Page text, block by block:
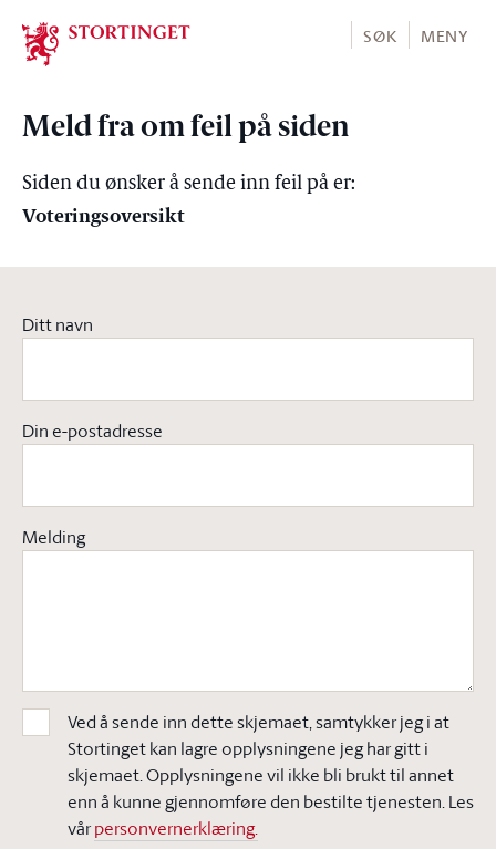
Stortinget.no
SØK MENY
Meld fra om feil på siden
Siden du ønsker å sende inn feil på er:
Voteringsoversikt
Ditt navn
Din e-postadresse
Melding
Ved å sende inn dette skjemaet, samtykker jeg i at
Stortinget kan lagre opplysningene jeg har gitt i
skjemaet. Opplysningene vil ikke bli brukt til annet
enn å kunne gjennomføre den bestilte tjenesten. Les
vårpersonvernerklæring.